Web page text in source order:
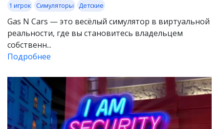
1 игрок Симуляторы Детские
Gas N Cars — это весёлый симулятор в виртуальной
реальности, где вы становитесь владельцем
собственн...
Подробнее